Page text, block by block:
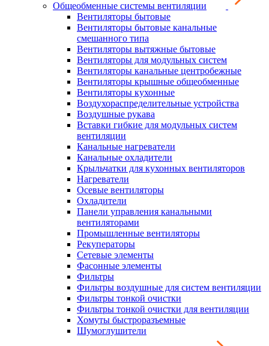
Общеобменные системы вентиляции
Вентиляторы бытовые
Вентиляторы бытовые канальные
смешанного типа
Вентиляторы вытяжные бытовые
Вентиляторы для модульных систем
Вентиляторы канальные центробежные
Вентиляторы крышные общеобменные
Вентиляторы кухонные
Воздухораспределительные устройства
Воздушные рукава
Вставки гибкие для модульных систем
вентиляции
Канальные нагреватели
Канальные охладители
Крыльчатки для кухонных вентиляторов
Нагреватели
Осевые вентиляторы
Охладители
Панели управления канальными
вентиляторами
Промышленные вентиляторы
Рекуператоры
Сетевые элементы
Фасонные элементы
Фильтры
Фильтры воздушные для систем вентиляции
Фильтры тонкой очистки
Фильтры тонкой очистки для вентиляции
Хомуты быстроразъемные
Шумоглушители